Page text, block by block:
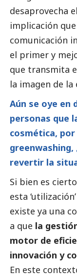
desaprovecha
implicación
comunicación
el primer y
que transmita
la imagen de la
Aún se oye en
personas que
cosmética,
greenwashing,
revertir la
Si bien es
esta
existe ya una
a que la
motor de
innovación y
En este